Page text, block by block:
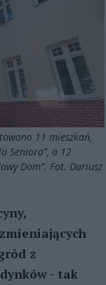
11 mieszkań,
Seniora”, a 12
Dom”. Fot. Dariusz
z
- tak